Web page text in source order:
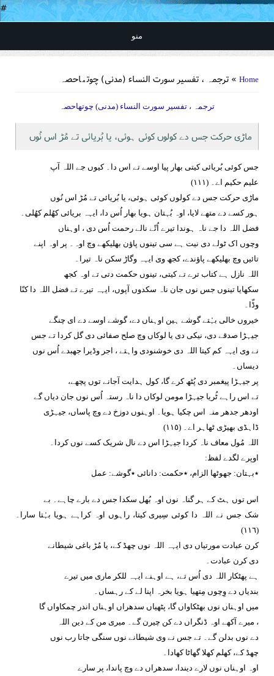
#
منو
Home » ترجمہ ، تفسیر سورت النساء (مدنی) چوتھاحصہ
ترجمہ ، تفسیر سورت النساء (مدنی) چوتھاحصہ
ماڑی حرکت جس دے کولوں کوئی ہوئی، یا بُریائی تے مُڑ اس نُوں
جس کوئی بُریائی کیتی بھار پیا اوسے تے اس دا۔ کیوں جے اللہ آپ
علیم حکیم اے۔ (١١١)
ماڑی حرکت جس دے کولوں کوئی ہوئی، یا بُریائی تے مُڑ اس نُوں
ہور کسے دے متھے لایا، اوہ بُہتان ہویا بھار اُس دا، ایہہ بریائی کھُلم کھُلی۔
فضل اللہ دا جے ناہ ہوندا تیرے اُتّے نالے رحمت اُس دی ، اوہناں
وچوں اک ٹولے دی نیت ہے سی تینوں پاؤن بھلیکھے وچ اوہ۔ پر اوہ اپنے
تائیں وچ بھلیکھے پاؤندے، کجھ وی ایہہ وگاڑ سکن ناہ تیرا۔
اللہ نازل ہے کتاب ترے تے کیتی، تینوں حکمت دتی تے اوہ کجھ
سکھایا تینوں جس نوں جان ناہ سکدوں آپوں، ایہہ تیرے تے فضل اللہ دا کنّا
وڈّا۔
خیروں خالی بہُتے گوشے ہین اوہناں دے، گوشے اوسے دے ای چنگے
جیہڑا صدقے دی، نیکی دی یا لوکاں وچ صلح صفائی دی گل کردا تے جس
نے وی ایہہ کم کیتا اللہ دی خوشنودی واہتے ، اجر وڈیرا جھبدے اُس نوں
دیساں۔
پر جیہڑا پیغمبر دی پُٹھ کرے گا، کول ہدایت آجانے توں پچھے،
تے اس راہے ٹُریا جیہڑا مومن لوکاں دا ناہ رستہ اُس نوں جان دیاں گے
اودھر جدھر منہ اس چکیا ہویا۔ اوہنوں دوزخ دے وچ پاساں، جیہڑی
ڈاہڈی بھیڑی ٹھاہر اے۔ (١١٥)
اللہ مُول معاف ناہ کردا جیہڑا اس دے نال شریک کسے نوں کردا۔
اوپرے لگدے لفظ:
٭بہتان: جھوٹھا الزام، ٭حکمت: دانائی ٭گوشے: عمل
اس توں ہٹ کے ہر گناہ نوں اوہ بُھل سکدا جس دے بارے چاہے۔ بے
شک جس نے اللہ دا کوئی سِیری کیتا، راہوں اوہ کراہے ہویا بہُتا سارا۔
(١١٦)
کرن عبادت مورتیاں دی ایہہ اللہ نوں چھڈ کے، یا مُڑ باغی شیطانے
دی کرن عبادت۔
ہے پھٹکار اللہ دی اُس تے، ہے اوہنے ایہہ للکر ماری میں تیرے
بندیاں دے وِچوں مِتھیا ہویا بخرہ اپنا لے کے رہساں۔
میں اوہناں نوں بھٹکاواں گا، پٹھیاں سدھراں اوہناں اندر چمکاواں گا
، میرے آکھے اوہ ڈنگراں دے کن چیرن گے۔ میری من کے دین اللہ
دے نوں بدلن گے۔ تے جس نے وی شیطانے نوں سنگی جاتا رب نوں
چھڈ کے، کھلم کھلا گھاٹا کھادا۔
اوہ اوہناں نوں لارے دیندا، سدھراں دے وچ پاندا، پر سارے